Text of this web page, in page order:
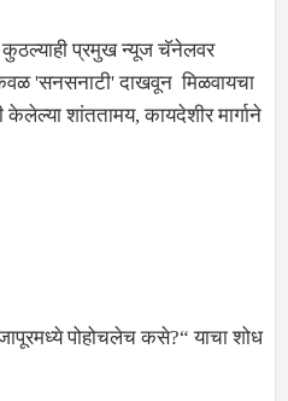
कुठल्याही प्रमुख न्यूज चॅनेलवर
'सनसनाटी' दाखवून मिळवायचा
शांततामय, कायदेशीर मार्गाने
पोहोचलेच कसे?“ याचा शोध